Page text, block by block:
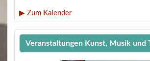
▶ Zum Kalender
Veranstaltungen Kunst, Musik und